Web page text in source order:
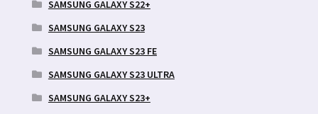
SAMSUNG GALAXY S22+
SAMSUNG GALAXY S23
SAMSUNG GALAXY S23 FE
SAMSUNG GALAXY S23 ULTRA
SAMSUNG GALAXY S23+